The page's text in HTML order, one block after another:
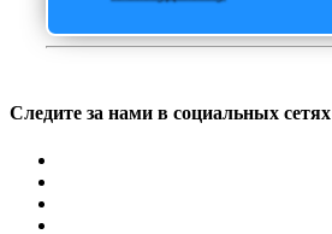
Следите за нами в социальных сетях